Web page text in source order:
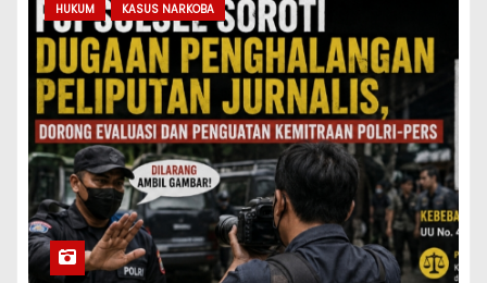
HUKUM KASUS NARKOBA